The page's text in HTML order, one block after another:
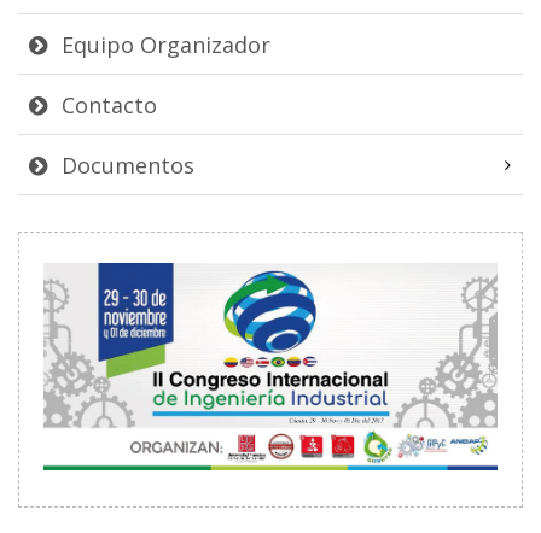
Equipo Organizador
Contacto
Documentos